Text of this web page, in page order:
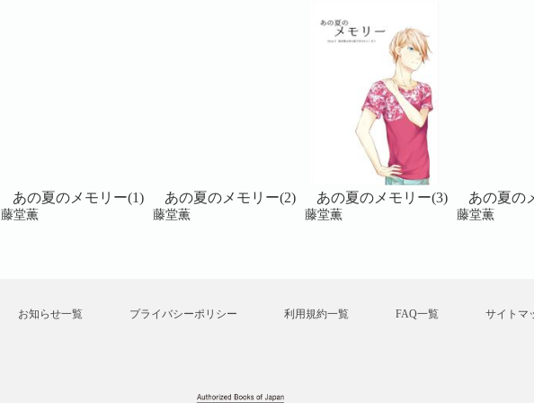
あの夏のメモリー(1)
藤堂薫
あの夏のメモリー(2)
藤堂薫
あの夏のメモリー(3)
藤堂薫
あの夏の
藤堂薫
お知らせ一覧 プライバシーポリシー 利用規約一覧 FAQ一覧 サイトマ